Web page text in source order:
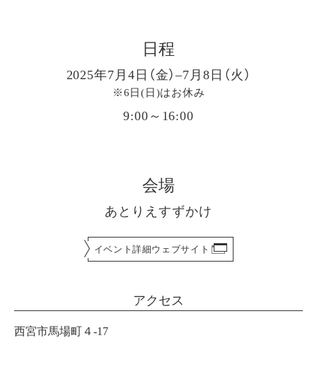
日程
2025年7月4日（金）–7月8日（火）
※6日(日)はお休み
9:00～16:00
会場
あとりえすずかけ
イベント詳細ウェブサイト
アクセス
西宮市馬場町４-17